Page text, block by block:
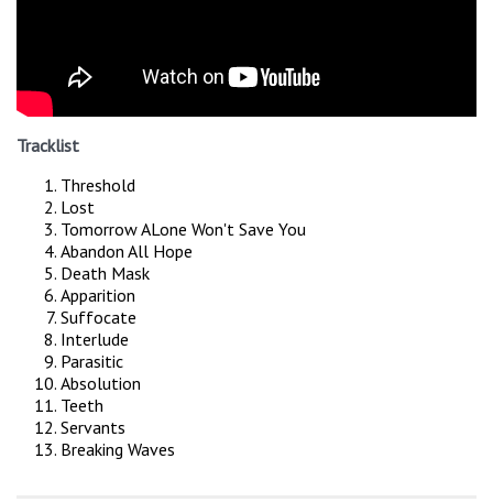
Tracklist
Threshold
Lost
Tomorrow ALone Won't Save You
Abandon All Hope
Death Mask
Apparition
Suffocate
Interlude
Parasitic
Absolution
Teeth
Servants
Breaking Waves